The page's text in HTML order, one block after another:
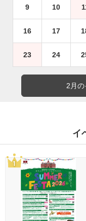
9 10
16 17
23 24
2月
イ